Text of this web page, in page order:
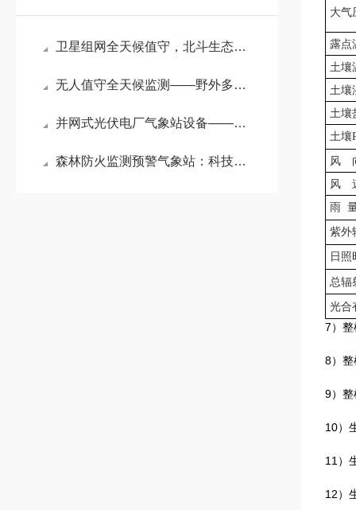
卫星组网全天候值守，北斗生态环境监测气象站解锁智慧生态治理新范式
无人值守全天候监测——野外多功能自动气象站筑牢户外环境观测基石
并网式光伏电厂气象站设备——多维气象精准监测，护航并网光伏电站高效稳产
森林防火监测预警气象站：科技铸盾，以智能气象预警守护万亩林海
大气
露点
土壤
土壤
土壤
土壤
风
风
雨
紫外
日照
总辐
光合
7）整
8）整
9）整
10）
11）
12）